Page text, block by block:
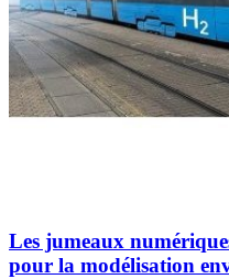
Les jumeaux
pour la modélisation